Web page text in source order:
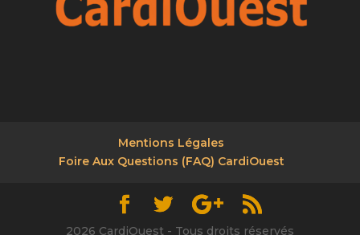
Mentions Légales
Foire Aux Questions (FAQ) CardiOuest
2026 CardiOuest - Tous droits réservés